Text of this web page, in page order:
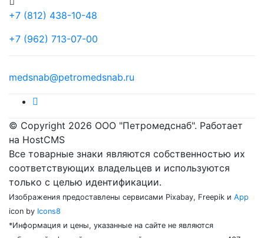
+7 (812) 438-10-48
+7 (962) 713-07-00
medsnab@petromedsnab.ru
© Copyright 2026 ООО "Петромедснаб". Работает
на HostCMS
Все товарные знаки являются собственностью их
соответствующих владельцев и используются
только с целью идентификации.
Изображения предоставлены сервисами Pixabay, Freepik и App
icon by Icons8
*Информация и цены, указанные на сайте не являются